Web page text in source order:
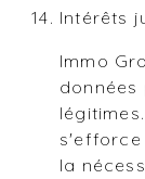
Intérêts
Immo
données
s'efforce
la